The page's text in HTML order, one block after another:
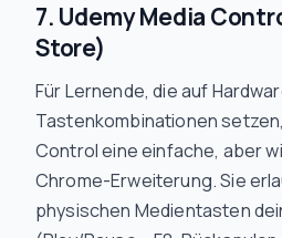
7. Udemy Media
Store)
Für Lernende, die auf
Tastenkombinationen
Control eine einfache, aber
Chrome-Erweiterung. Sie
physischen Medientasten